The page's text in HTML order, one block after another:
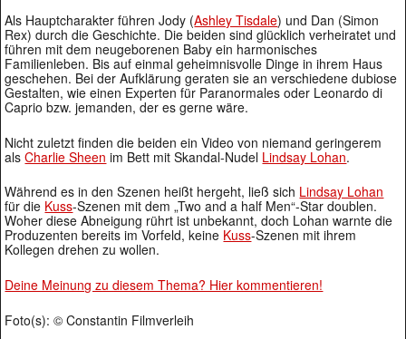
Als Hauptcharakter führen Jody (Ashley Tisdale) und Dan (Simon
Rex) durch die Geschichte. Die beiden sind glücklich verheiratet und
führen mit dem neugeborenen Baby ein harmonisches
Familienleben. Bis auf einmal geheimnisvolle Dinge in ihrem Haus
geschehen. Bei der Aufklärung geraten sie an verschiedene dubiose
Gestalten, wie einen Experten für Paranormales oder Leonardo di
Caprio bzw. jemanden, der es gerne wäre.
Nicht zuletzt finden die beiden ein Video von niemand geringerem
alsCharlie Sheen im Bett mit Skandal-Nudel Lindsay Lohan.
Während es in den Szenen heißt hergeht, ließ sich Lindsay Lohan
für die Kuss-Szenen mit dem „Two and a half Men“-Star doublen.
Woher diese Abneigung rührt ist unbekannt, doch Lohan warnte die
Produzenten bereits im Vorfeld, keine Kuss-Szenen mit ihrem
Kollegen drehen zu wollen.
Deine Meinung zu diesem Thema? Hier kommentieren!
Foto(s): © Constantin Filmverleih